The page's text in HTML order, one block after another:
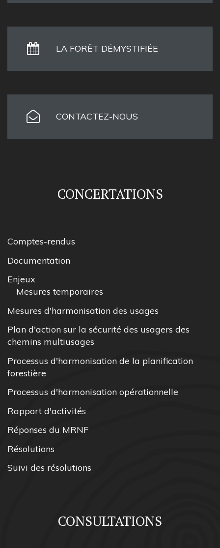
LA FORÊT DÉMYSTIFIÉE
CONTACTEZ-NOUS
CONCERTATIONS
Comptes-rendus
Documentation
Enjeux
Mesures temporaires
Mesures d'harmonisation des usages
Plan d'action sur la sécurité des usagers des
chemins multiusages
Processus d'harmonisation de la planification
forestière
Processus d'harmonisation opérationnelle
Rapport d'activités
Réponses du MRNF
Résolutions
Suivi des résolutions
CONSULTATIONS